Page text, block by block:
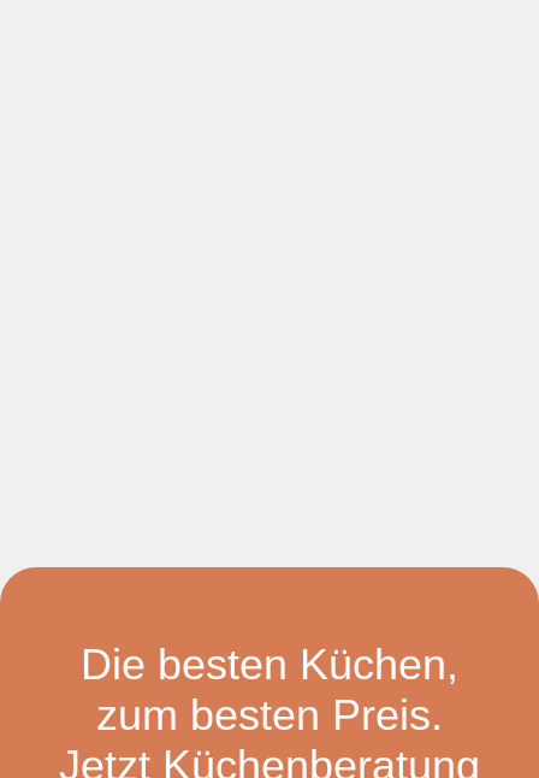
Die besten Küchen,
zum besten Preis.
Jetzt Küchenberatung